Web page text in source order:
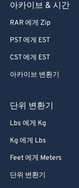
아카이브 & 시간
RAR 에게 Zip
PST 에게 EST
CST 에게 EST
아카이브 변환기
단위 변환기
Lbs 에게 Kg
Kg 에게 Lbs
Feet 에게 Meters
단위 변환기